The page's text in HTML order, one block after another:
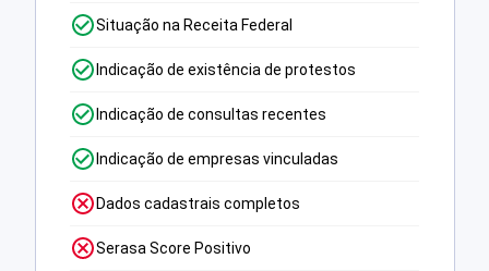
Situação na Receita Federal
Indicação de existência de protestos
Indicação de consultas recentes
Indicação de empresas vinculadas
Dados cadastrais completos
Serasa Score Positivo